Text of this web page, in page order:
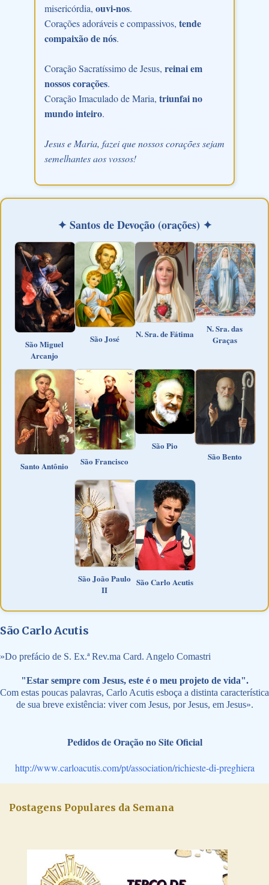
misericórdia, ouvi-nos.
Corações adoráveis e compassivos, tende
compaixão de nós.
Coração Sacratíssimo de Jesus, reinai em
nossos corações.
Coração Imaculado de Maria, triunfai no
mundo inteiro.
Jesus e Maria, fazei que nossos corações sejam
semelhantes aos vossos!
✦ Santos de Devoção (orações) ✦
São Miguel
Arcanjo
São José N. Sra. de Fátima
N. Sra. das
Graças
Santo Antônio São Francisco
São Pio
São Bento
São João Paulo
II
São Carlo Acutis
São Carlo Acutis
»Do prefácio de S. Ex.ª Rev.ma Card. Angelo Comastri
"Estar sempre com Jesus, este é o meu projeto de vida".
Com estas poucas palavras, Carlo Acutis esboça a distinta característica
de sua breve existência: viver com Jesus, por Jesus, em Jesus».
Pedidos de Oração no Site Oficial
http://www.carloacutis.com/pt/association/richieste-di-preghiera
Postagens Populares da Semana